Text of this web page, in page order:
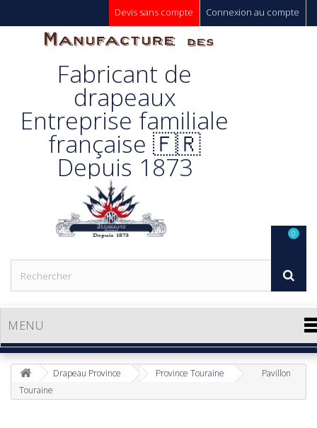
Connexion au compte
Devis sans compte
Manufacture
Des
Drapeaux
Unic s.a.
Fabricant de
drapeaux
Entreprise familiale
française 🇫🇷
Depuis 1873
MENU
0
Drapeau Province Province Touraine
Pavillon
Touraine